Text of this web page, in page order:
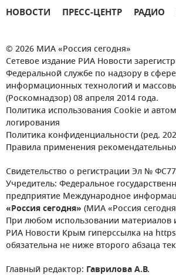
НОВОСТИ ПРЕСС-ЦЕНТР РАДИО
© 2026 МИА «Россия сегодня»
Сетевое издание РИА Новости
Федеральной службе по надзору в
информационных технологий и
(Роскомнадзор) 08 апреля 2014 года.
Политика использования Cookie и
логирования
Политика конфиденциальности (ред.
Правила применения
Свидетельство о регистрации Эл №
Учредитель: Федеральное
предприятие Международное
«Россия сегодня» (МИА «Россия
При любом использовании материалов
РИА Новости Крым гиперссылка на
обязательна не ниже второго абзаца
Главный редактор: Гаврилова А.В.